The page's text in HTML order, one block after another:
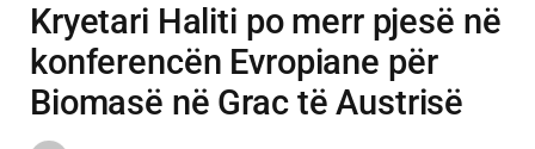
Kryetari Haliti po merr pjesë në
konferencën Evropiane për
Biomasë në Grac të Austrisë